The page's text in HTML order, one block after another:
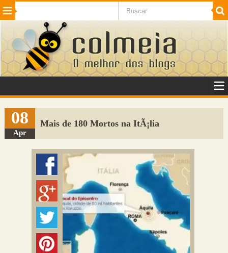
Beleza Cinema e TV
Internet Jogos NotÃ­cias SaÃºde
VeÃ­culos Adulto
Sugerir Link
Adicionar Blog
Colmeia Exchange
Perguntas Frequentes
08
Apr
Mais de 180 Mortos na ItÃ¡lia